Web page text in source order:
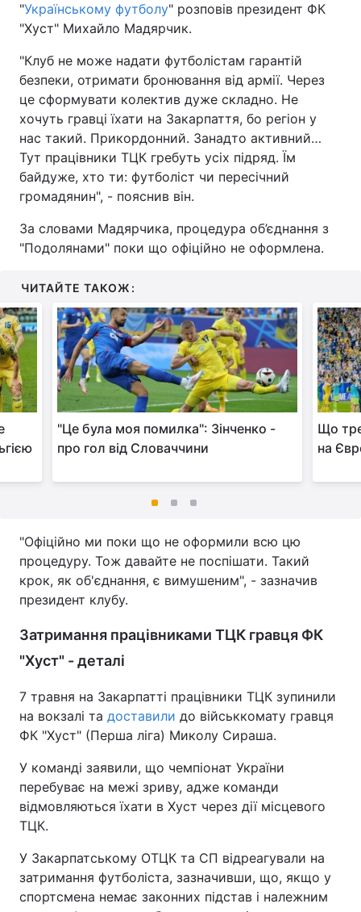
"Українському футболу" розповів президент ФК
"Хуст" Михайло Мадярчик.
"Клуб не може надати футболістам гарантій
безпеки, отримати бронювання від армії. Через
це сформувати колектив дуже складно. Не
хочуть гравці їхати на Закарпаття, бо регіон у
нас такий. Прикордонний. Занадто активний…
Тут працівники ТЦК гребуть усіх підряд. Їм
байдуже, хто ти: футболіст чи пересічний
громадянин", - пояснив він.
За словами Мадярчика, процедура об’єднання з
"Подолянами" поки що офіційно не оформлена.
ЧИТАЙТЕ ТАКОЖ:
"Це була моя помилка": Зінченко -
про гол від Словаччини
Що
на
"Офіційно ми поки що не оформили всю цю
процедуру. Тож давайте не поспішати. Такий
крок, як об'єднання, є вимушеним", - зазначив
президент клубу.
Затримання працівниками ТЦК гравця ФК
"Хуст" - деталі
7 травня на Закарпатті працівники ТЦК зупинили
на вокзалі та доставили до військкомату гравця
ФК "Хуст" (Перша ліга) Миколу Сираша.
У команді заявили, що чемпіонат України
перебуває на межі зриву, адже команди
відмовляються їхати в Хуст через дії місцевого
ТЦК.
У Закарпатському ОТЦК та СП відреагували на
затримання футболіста, зазначивши, що, якщо у
спортсмена немає законних підстав і належним